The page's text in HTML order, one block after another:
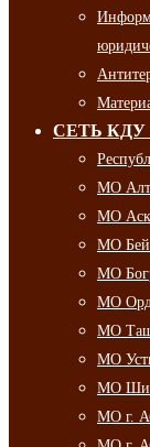
СЕТЬ КДУ
МО
МО
МО
МО
МО
МО
МО
МО
МО г.